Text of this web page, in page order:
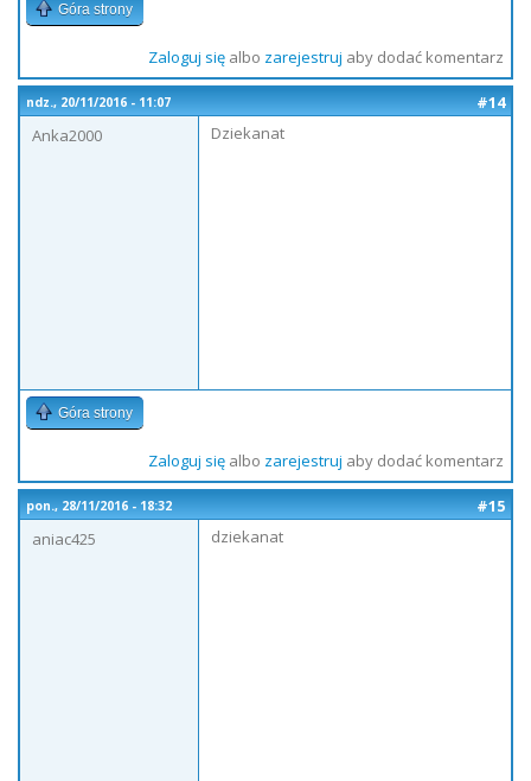
Góra strony
Zaloguj sięalbo zarejestruj aby dodać komentarz
ndz., 20/11/2016 - 11:07
#14
Anka2000
Dziekanat
Góra strony
Zaloguj sięalbo zarejestruj aby dodać komentarz
pon., 28/11/2016 - 18:32
#15
aniac425
dziekanat